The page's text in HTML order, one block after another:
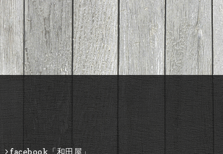
facebook「和田屋」